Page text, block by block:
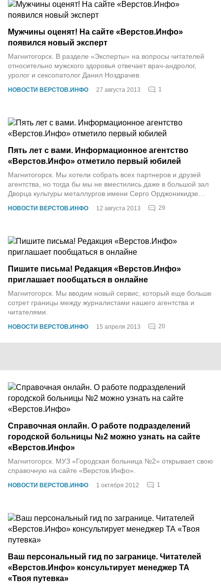
НОВОСТИ ВЕРСТОВ.ИНФО 27 августа 2013 1
Мужчины оценят! На сайте «Верстов.Инфо»
появился новый эксперт
Магнитогорск. В разделе «Эксперты» на вопросы читателей
относительно мужского здоровья отвечает врач-андролог,
уролог и сексопатолог Данил Ноздрачев.
НОВОСТИ ВЕРСТОВ.ИНФО 12 августа 2013 29
Пять лет с вами. Информационное агентство
«Верстов.Инфо» отметило первый юбилей
Магнитогорск. Мы хотели собрать всех партнеров и друзей
агентства, но тогда бы мы не вместились даже в большой зал
Дворца культуры металлургов имени Серго Орджоникидзе…
НОВОСТИ ВЕРСТОВ.ИНФО 15 апреля 2013 20
Пишите письма! Редакция «Верстов.Инфо»
приглашает пообщаться в онлайне
Магнитогорск. Мы вводим новый сервис, который еще больше
сотрет границы между журналистами нашего агентства и
читателями.
НОВОСТИ ВЕРСТОВ.ИНФО 1 октября 2012 1
Справочная онлайн. О работе подразделений
городской больницы №2 можно узнать на сайте
«Верстов.Инфо»
Магнитогорск. МУЗ «Городская больница №2» открывает свою
справочную на сайте «Верстов.Инфо».
Ваш персональный гид по загранице. Читателей
«Верстов.Инфо» консультирует менеджер ТА
«Твоя путевка»